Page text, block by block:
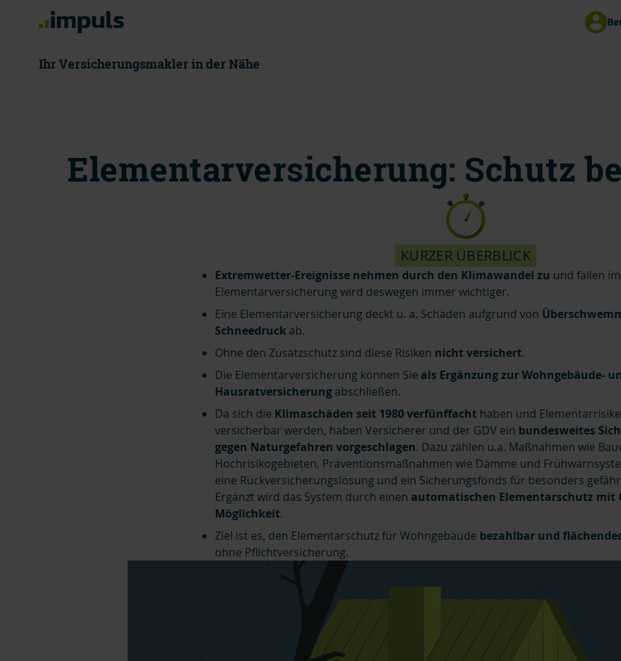
Ihr Versicherungsmakler in der Nähe
Mo - Do 8 - 18 Uhr | Fr 8 - 15 Uhr
Beratung vereinbaren
Schaden melden
Elementarversicherung: Schutz
KURZER ÜBERBLICK
Extremwetter-Ereignisse nehmen durch den Klimawandel zu und fallen
Elementarversicherung wird deswegen immer wichtiger.
Eine Elementarversicherung deckt u. a. Schäden aufgrund von
Schneedruck ab.
Ohne den Zusatzschutz sind diese Risiken nicht versichert.
Die Elementarversicherung können Sie als Ergänzung zur Wohngebäude-
Hausratversicherung abschließen.
Da sich die Klimaschäden seit 1980 verfünffacht haben und
versicherbar werden, haben Versicherer und der GDV ein bundesweites
gegen Naturgefahren vorgeschlagen. Dazu zählen u.a. Maßnahmen wie
Hochrisikogebieten, Präventionsmaßnahmen wie Dämme und
eine Rückversicherungslösung und ein Sicherungsfonds für besonders
Ergänzt wird das System durch einen automatischen Elementarschutz mit
Möglichkeit.
Ziel ist es, den Elementarschutz für Wohngebäude bezahlbar und
ohne Pflichtversicherung.